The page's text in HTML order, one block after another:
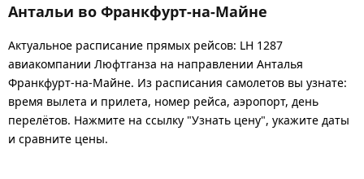
Антальи во Франкфурт-на-Майне
Актуальное расписание прямых рейсов: LH 1287
авиакомпании Люфтганза на направлении Анталья
Франкфурт-на-Майне. Из расписания самолетов вы узнате:
время вылета и прилета, номер рейса, аэропорт, день
перелётов. Нажмите на ссылку "Узнать цену", укажите даты
и сравните цены.